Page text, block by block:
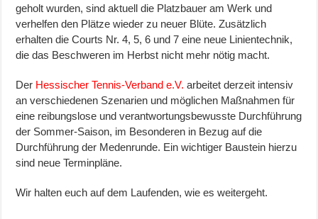
geholt wurden, sind aktuell die Platzbauer am Werk und
verhelfen den Plätze wieder zu neuer Blüte. Zusätzlich
erhalten die Courts Nr. 4, 5, 6 und 7 eine neue Linientechnik,
die das Beschweren im Herbst nicht mehr nötig macht.
Der Hessischer Tennis-Verband e.V. arbeitet derzeit intensiv
an verschiedenen Szenarien und möglichen Maßnahmen für
eine reibungslose und verantwortungsbewusste Durchführung
der Sommer-Saison, im Besonderen in Bezug auf die
Durchführung der Medenrunde. Ein wichtiger Baustein hierzu
sind neue Terminpläne.
Wir halten euch auf dem Laufenden, wie es weitergeht.